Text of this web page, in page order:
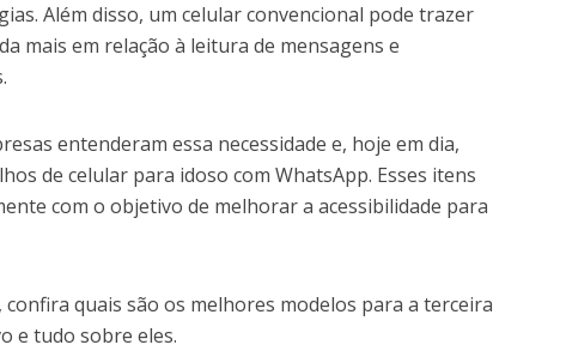
Além disso, um celular convencional pode trazer
mais em relação à leitura de mensagens e
entenderam essa necessidade e, hoje em dia,
de celular para idoso com WhatsApp. Esses itens
com o objetivo de melhorar a acessibilidade para
quais são os melhores modelos para a terceira
e tudo sobre eles.